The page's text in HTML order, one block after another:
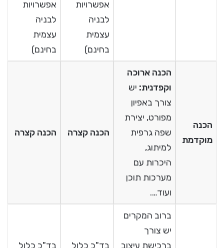
אפשרויות
לבניה
עצמית
בחינם)
אפשרויות
לבניה
עצמית
בחינם)
הכנה
מוקדמת
הכנה ארוכה
וקפדנית: יש
צורך באפיון
מפורט, יצירת
שפה גרפית
למיתוג,
היכרות עם
מערכות תוכן
ועוד….
הכנה קצרה הכנה קצרה
ברוב המקרים
יש צורך
ברכישת עיצוב
בד"כ כלול
בד"כ כלול